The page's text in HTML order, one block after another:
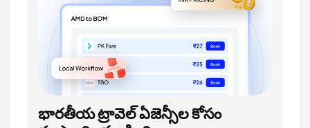
భారతీయ ట్రావెల్ ఏజెన్సీల కోసం